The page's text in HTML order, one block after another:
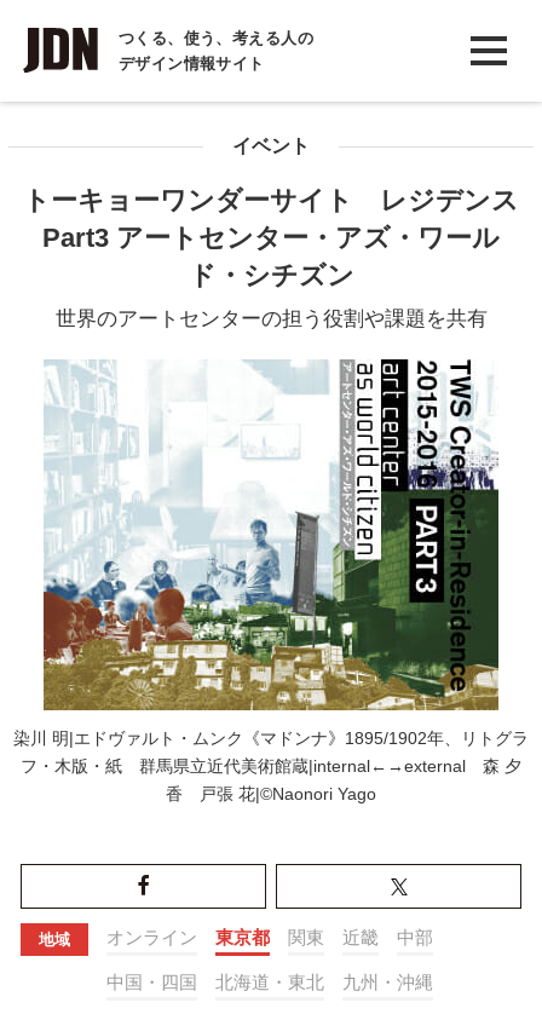
つくる、使う、考える人の
デザイン情報サイト
INTERVIEW
インタビュー
COLUMN
イベント
トーキョーワンダーサイト レジデンス
Part3 アートセンター・アズ・ワール
ド・シチズン
世界のアートセンターの担う役割や課題を共有
染川 明|エドヴァルト・ムンク《マドンナ》1895/1902年、リトグラ
フ・木版・紙 群馬県立近代美術館蔵|internal←→external 森 夕
香 戸張 花|©Naonori Yago
地域 オンライン 東京都 関東 近畿 中部
中国・四国 北海道・東北 九州・沖縄